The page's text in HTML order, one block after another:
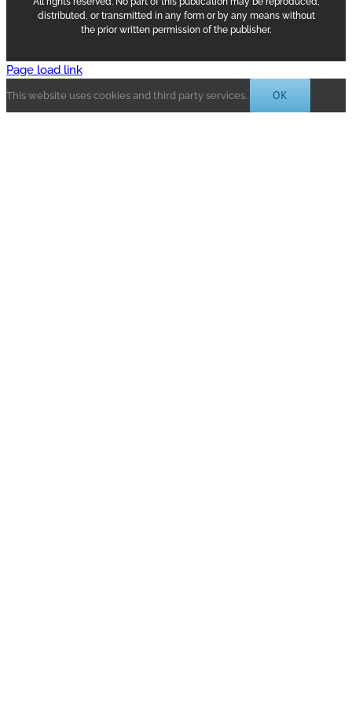
distributed, or transmitted in any form or by any means without
the prior written permission of the publisher.
Page load link
This website uses cookies and third party services. OK